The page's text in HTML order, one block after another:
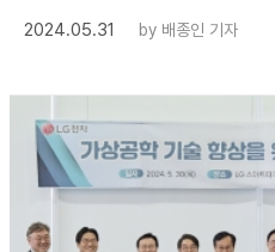
2024.05.31
by 배종인 기자